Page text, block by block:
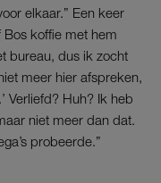
elkaar.” Een keer
koffie met hem
bureau, dus ik zocht
meer hier afspreken,
Verliefd? Huh? Ik heb
niet meer dan dat.
probeerde.”